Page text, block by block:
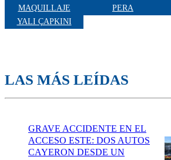
MAQUILLAJE
PERA
YALI ÇAPKINI
LAS MÁS LEÍDAS
GRAVE ACCIDENTE EN EL
ACCESO ESTE: DOS AUTOS
CAYERON DESDE UN